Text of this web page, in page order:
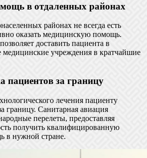
в отдаленных районах
районах не всегда есть
оказать медицинскую помощь.
доставить пациента в
медицинские учреждения в кратчайшие
пациентов за границу
лечения пациенту
границу. Санитарная авиация
перелеты, предоставляя
получить квалифицированную
в нужной стране.